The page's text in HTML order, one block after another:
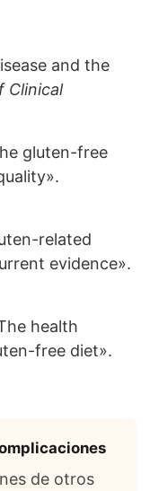
and the
Clinical
gluten-free
related
evidence».
health
free diet».
de otros